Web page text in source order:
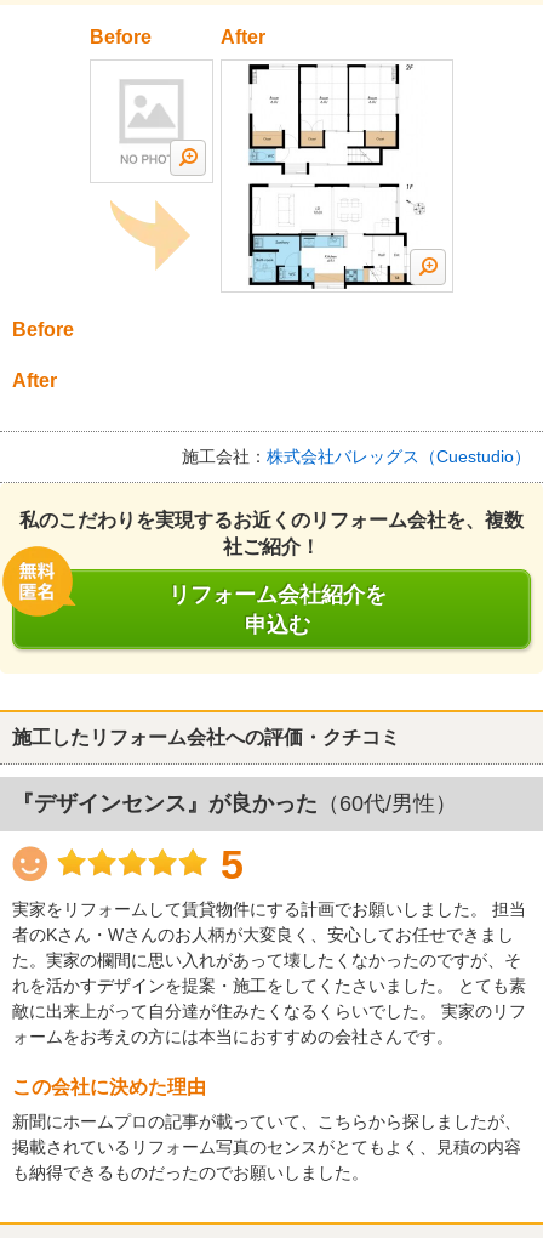
Before After
Before
After
施工会社： 株式会社バレッグス（Cuestudio）
私のこだわりを実現するお近くのリフォーム会社を、複数
社ご紹介！
リフォーム会社紹介を
申込む
施工したリフォーム会社への評価・クチコミ
『デザインセンス』が良かった （60代/男性）
5
実家をリフォームして賃貸物件にする計画でお願いしました。 担当
者のKさん・Wさんのお人柄が大変良く、安心してお任せできまし
た。実家の欄間に思い入れがあって壊したくなかったのですが、そ
れを活かすデザインを提案・施工をしてくたさいました。 とても素
敵に出来上がって自分達が住みたくなるくらいでした。 実家のリフ
ォームをお考えの方には本当におすすめの会社さんです。
この会社に決めた理由
新聞にホームプロの記事が載っていて、こちらから探しましたが、
掲載されているリフォーム写真のセンスがとてもよく、見積の内容
も納得できるものだったのでお願いしました。